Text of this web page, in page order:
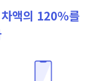
차액의 120%를